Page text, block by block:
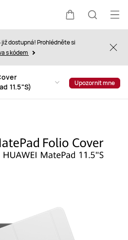
KošíkHledat
již dostupná! Prohlédněte si
s kódem
11.5"S)
Upozornit mne